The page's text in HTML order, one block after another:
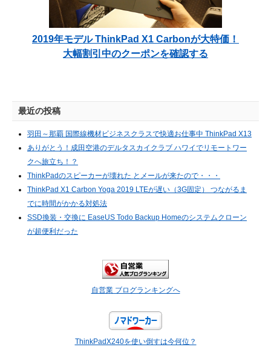
2019年モデル ThinkPad X1 Carbonが大特価！
大幅割引中のクーポンを確認する
最近の投稿
羽田～那覇 国際線機材ビジネスクラスで快適お仕事中 ThinkPad X13
ありがとう！成田空港のデルタスカイクラブ ハワイでリモートワー
クへ旅立ち！？
ThinkPadのスピーカーが壊れた とメールが来たので・・・
ThinkPad X1 Carbon Yoga 2019 LTEが遅い（3G固定） つながるま
でに時間がかかる対処法
SSD換装・交換に EaseUS Todo Backup Homeのシステムクローン
が超便利だった
自営業 ブログランキングへ
ThinkPadX240を使い倒すは今何位？